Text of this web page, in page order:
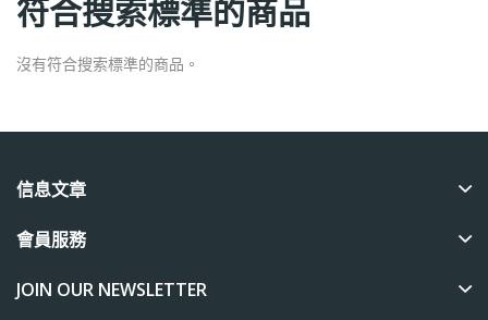
符合搜索標準的商品
沒有符合搜索標準的商品。
信息文章
會員服務
JOIN OUR NEWSLETTER